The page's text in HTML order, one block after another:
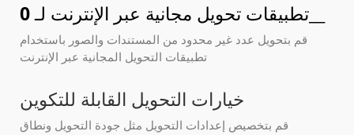
تطبيقات تحويل مجانية عبر الإنترنت لـ0
قم بتحويل عدد غير محدود من المستندات والصور باستخدام
تطبيقات التحويل المجانية عبر الإنترنت
خيارات التحويل القابلة للتكوين
قم بتخصيص إعدادات التحويل مثل جودة التحويل ونطاق